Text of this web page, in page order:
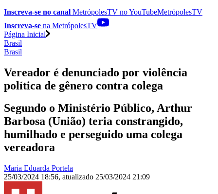
Inscreva-se no canal MetrópolesTV noYouTubeMetrópolesTV
Inscreva-se na MetrópolesTV
Página Inicial
Brasil
Brasil
Vereador é denunciado por violência
política de gênero contra colega
Segundo o Ministério Público, Arthur
Barbosa (União) teria constrangido,
humilhado e perseguido uma colega
vereadora
Maria Eduarda Portela
25/03/2024 18:56, atualizado 25/03/2024 21:09